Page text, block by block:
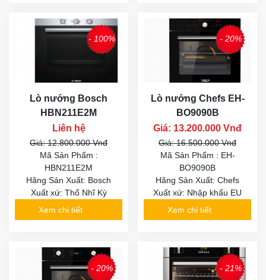
- 100%
Lò nướng Bosch
HBN211E2M
Liên hệ
Giá: 12.800.000 Vnđ
Mã Sản Phẩm :
HBN211E2M
Hãng Sản Xuất: Bosch
Xuất xứ: Thổ Nhĩ Kỳ
Xem chi tiết
- 20%
Lò nướng Chefs EH-
BO9090B
Giá: 13.200.000 Vnđ
Giá: 16.500.000 Vnđ
Mã Sản Phẩm : EH-
BO9090B
Hãng Sản Xuất: Chefs
Xuất xứ: Nhập khẩu EU
Xem chi tiết
- 20% - 21%